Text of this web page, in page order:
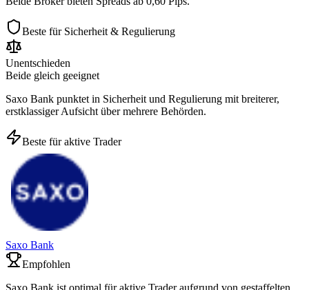
Beste für Sicherheit & Regulierung
Unentschieden
Beide gleich geeignet
Saxo Bank punktet in Sicherheit und Regulierung mit breiterer,
erstklassiger Aufsicht über mehrere Behörden.
Beste für aktive Trader
Saxo Bank
Empfohlen